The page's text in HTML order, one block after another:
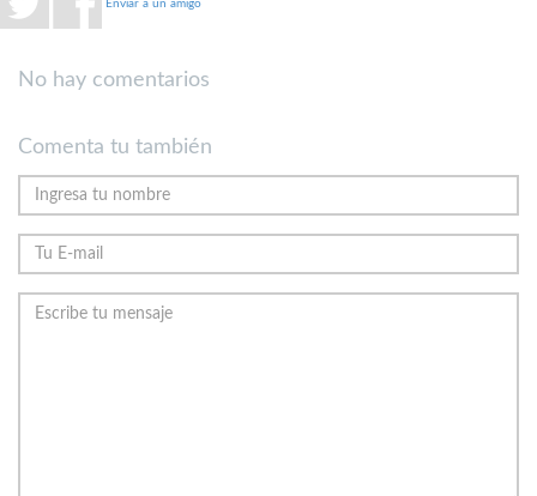
Enviar a un amigo
No hay comentarios
Comenta tu también